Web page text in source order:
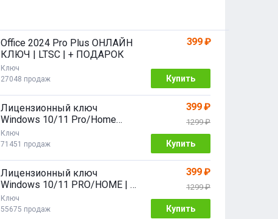
Office 2024 Pro Plus ОНЛАЙН
КЛЮЧ | LTSC | + ПОДАРОК
Ключ
27048 продаж
399 ₽
Купить
Лицензионный ключ
Windows 10/11 Pro/Home
32/64 bit
Ключ
71451 продаж
399 ₽
1299 ₽
Купить
Лицензионный ключ
Windows 10/11 PRO/HOME | с
привязкой
Ключ
55675 продаж
399 ₽
1299 ₽
Купить